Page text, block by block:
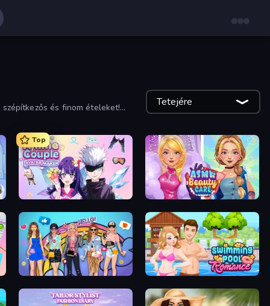
és finom ételeket!
Tetejére
Top
Anime Couple: Avatar Maker ASMR Beauty Care
College Girls Team Makeover Swimming Pool Romance